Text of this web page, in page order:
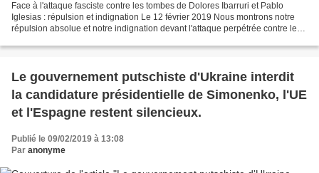
Face à l'attaque fasciste contre les tombes de Dolores Ibarruri et Pablo
Iglesias : répulsion et indignation Le 12 février 2019 Nous montrons notre
répulsion absolue et notre indignation devant l'attaque perpétrée contre les
Le gouvernement putschiste d'Ukraine interdit
la candidature présidentielle de Simonenko, l'UE
et l'Espagne restent silencieux.
Publié le 09/02/2019 à 13:08
Par anonyme